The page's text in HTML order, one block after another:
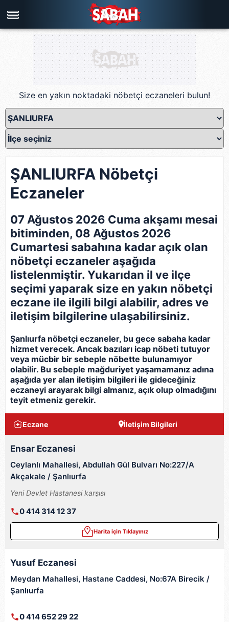
Türkiye'nin en iyi haber sitesi
Size en yakın noktadaki nöbetçi eczaneleri bulun!
ŞANLIURFA Nöbetçi
Eczaneler
07 Ağustos 2026 Cuma akşamı mesai
bitiminden, 08 Ağustos 2026
Cumartesi sabahına kadar açık olan
nöbetçi eczaneler aşağıda
listelenmiştir. Yukarıdan il ve ilçe
seçimi yaparak size en yakın nöbetçi
eczane ile ilgili bilgi alabilir, adres ve
iletişim bilgilerine ulaşabilirsiniz.
Şanlıurfa nöbetçi eczaneler, bu gece sabaha kadar
hizmet verecek. Ancak bazıları icap nöbeti tutuyor
veya mücbir bir sebeple nöbette bulunamıyor
olabilir. Bu sebeple mağduriyet yaşamamanız adına
aşağıda yer alan iletişim bilgileri ile gideceğiniz
eczaneyi arayarak bilgi almanız, açık olup olmadığını
teyit etmeniz gerekir.
Eczane İletişim Bilgileri
Ensar Eczanesi
Ceylanlı Mahallesi, Abdullah Gül Bulvarı No:227/A
Akçakale / Şanlıurfa
Yeni Devlet Hastanesi karşısı
0 414 314 12 37
Harita için Tıklayınız
Yusuf Eczanesi
Meydan Mahallesi, Hastane Caddesi, No:67A Birecik /
Şanlıurfa
0 414 652 29 22